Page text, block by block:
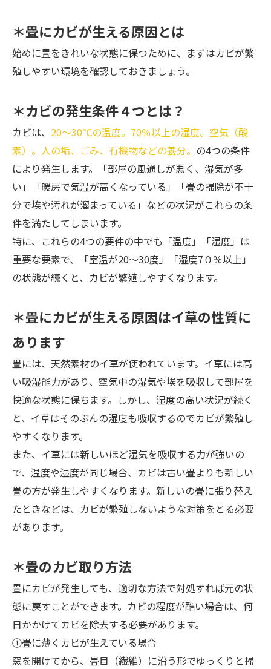
＊畳にカビが生える原因とは
始めに畳をきれいな状態に保つために、まずはカビが繁
殖しやすい環境を確認しておきましょう。
＊カビの発生条件４つとは？
カビは、 20～30℃の温度。70％以上の湿度。空気（酸
素）。人の垢、ごみ、有機物などの養分。 の4つの条件
により発生します。「部屋の風通しが悪く、湿気が多
い」「暖房で気温が高くなっている」「畳の掃除が不十
分で埃や汚れが溜まっている」などの状況がこれらの条
件を満たしてしまいます。
特に、これらの4つの要件の中でも「温度」「湿度」は
重要な要素で、「室温が20～30度」「湿度7０％以上」
の状態が続くと、カビが繁殖しやすくなります。
＊畳にカビが生える原因はイ草の性質に
あります
畳には、天然素材のイ草が使われています。イ草には高
い吸湿能力があり、空気中の湿気や埃を吸収して部屋を
快適な状態に保ちます。しかし、湿度の高い状況が続く
と、イ草はそのぶんの湿度も吸収するのでカビが繁殖し
やすくなります。
また、イ草には新しいほど湿気を吸収する力が強いの
で、温度や湿度が同じ場合、カビは古い畳よりも新しい
畳の方が発生しやすくなります。新しいの畳に張り替え
たときなどは、カビが繁殖しないような対策をとる必要
があります。
＊畳のカビ取り方法
畳にカビが発生しても、適切な方法で対処すれば元の状
態に戻すことができます。カビの程度が酷い場合は、何
日かかけてカビを除去する必要があります。
①畳に薄くカビが生えている場合
窓を開けてから、畳目（繊維）に沿う形でゆっくりと掃